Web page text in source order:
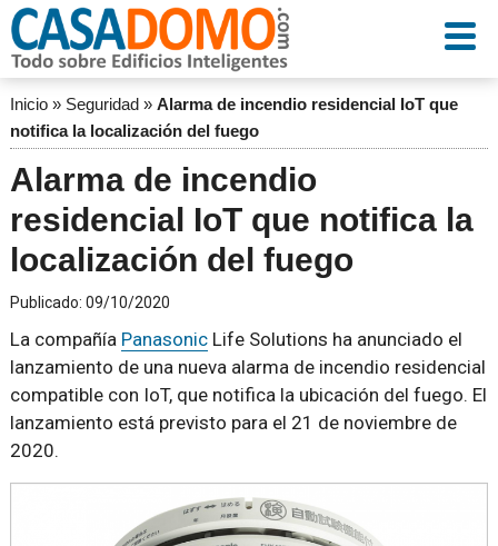
Inicio» Seguridad» Alarma de incendio residencial IoT que
notifica la localización del fuego
Alarma de incendio
residencial IoT que notifica la
localización del fuego
Publicado: 09/10/2020
La compañía PanasonicLife Solutions ha anunciado el
lanzamiento de una nueva alarma de incendio residencial
compatible con IoT, que notifica la ubicación del fuego. El
lanzamiento está previsto para el 21 de noviembre de
2020.